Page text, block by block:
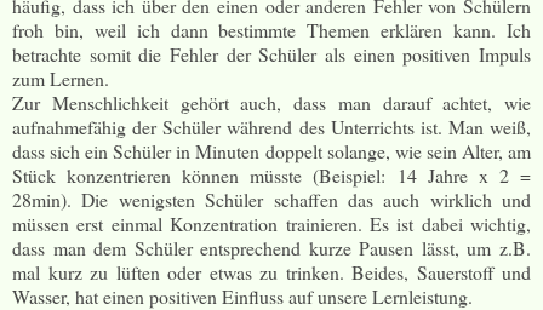
häufig, dass ich über den einen oder anderen Fehler von Schülern
froh bin, weil ich dann bestimmte Themen erklären kann. Ich
betrachte somit die Fehler der Schüler als einen positiven Impuls
zum Lernen.
Zur Menschlichkeit gehört auch, dass man darauf achtet, wie
aufnahmefähig der Schüler während des Unterrichts ist. Man weiß,
dass sich ein Schüler in Minuten doppelt solange, wie sein Alter, am
Stück konzentrieren können müsste (Beispiel: 14 Jahre x 2 =
28min). Die wenigsten Schüler schaffen das auch wirklich und
müssen erst einmal Konzentration trainieren. Es ist dabei wichtig,
dass man dem Schüler entsprechend kurze Pausen lässt, um z.B.
mal kurz zu lüften oder etwas zu trinken. Beides, Sauerstoff und
Wasser, hat einen positiven Einfluss auf unsere Lernleistung.